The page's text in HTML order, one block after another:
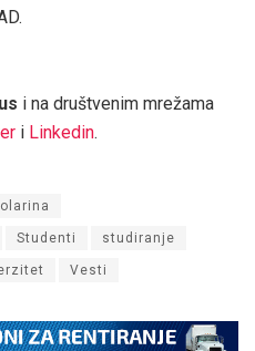
i na društvenim mrežama
i Linkedin.
Studenti studiranje
Vesti